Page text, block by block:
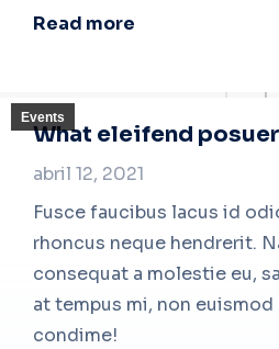
Read more
Events
What eleifend
abril 12, 2021
Fusce faucibus lacus id
rhoncus neque hendrerit.
consequat a molestie eu,
at tempus mi, non
condime!